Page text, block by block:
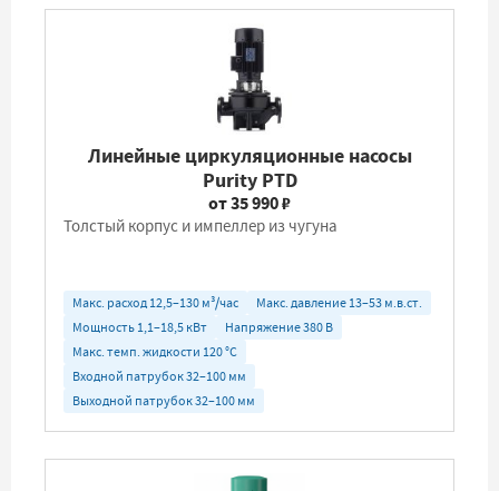
Линейные циркуляционные насосы
Purity PTD
от 35 990 ₽
Толстый корпус и импеллер из чугуна
Макс. расход 12,5–130 м³/час
Макс. давление 13–53 м.в.ст.
Мощность 1,1–18,5 кВт
Напряжение 380 В
Макс. темп. жидкости 120 °C
Входной патрубок 32–100 мм
Выходной патрубок 32–100 мм